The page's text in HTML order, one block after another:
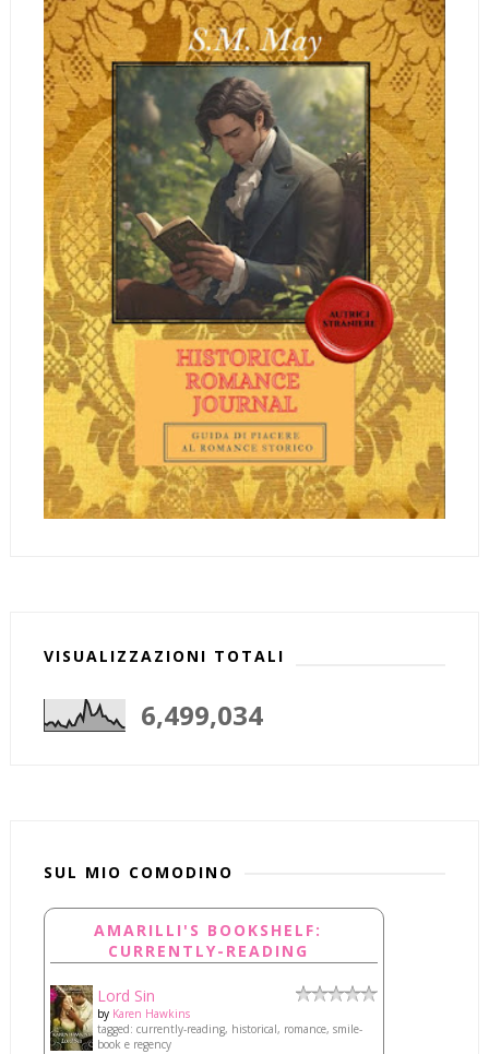
VISUALIZZAZIONI TOTALI
6,499,034
SUL MIO COMODINO
AMARILLI'S BOOKSHELF:
CURRENTLY-READING
Lord Sin
by Karen Hawkins
tagged: currently-reading, historical, romance, smile-
book e regency